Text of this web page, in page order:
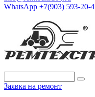
WhatsApp +7(903) 593-20-
Заявка на ремонт